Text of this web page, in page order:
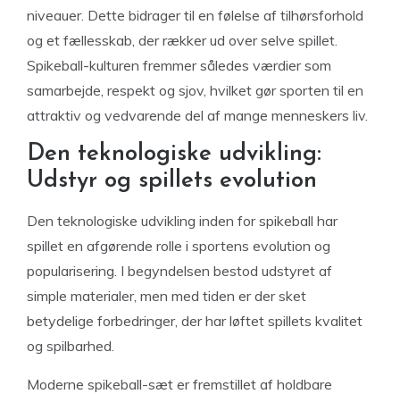
niveauer. Dette bidrager til en følelse af tilhørsforhold
og et fællesskab, der rækker ud over selve spillet.
Spikeball-kulturen fremmer således værdier som
samarbejde, respekt og sjov, hvilket gør sporten til en
attraktiv og vedvarende del af mange menneskers liv.
Den teknologiske udvikling:
Udstyr og spillets evolution
Den teknologiske udvikling inden for spikeball har
spillet en afgørende rolle i sportens evolution og
popularisering. I begyndelsen bestod udstyret af
simple materialer, men med tiden er der sket
betydelige forbedringer, der har løftet spillets kvalitet
og spilbarhed.
Moderne spikeball-sæt er fremstillet af holdbare